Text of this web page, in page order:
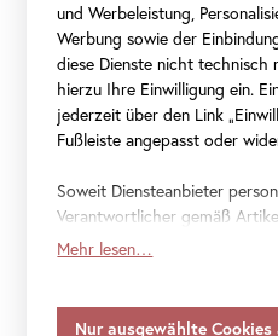
Belvedere-
13. Mai 2023– 1. Oktober
und Werbeleistung,
Werbung sowie der
diese Dienste nicht technisch
hierzu Ihre Einwilligung ein.
jederzeit über den Link
Fußleiste angepasst oder
Soweit Diensteanbieter
Verantwortlicher gemäß
gilt Ihre Einwilligung auch für
Daten in Staaten ohne
Mehr lesen…